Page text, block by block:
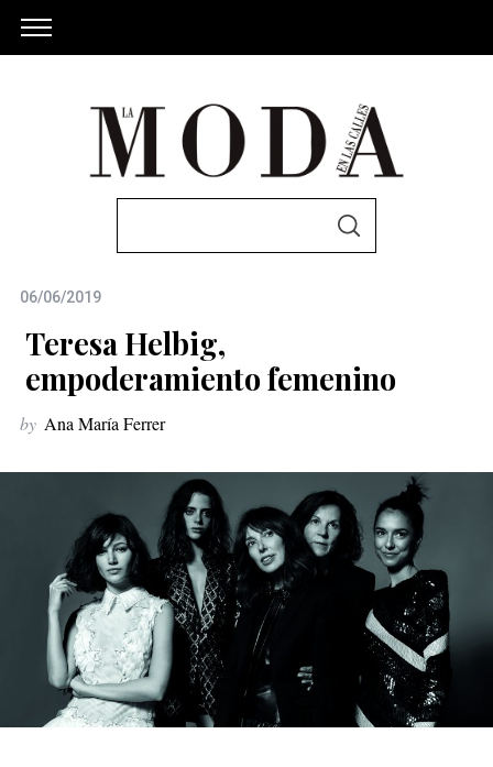
h
f
o
S
06/06/2019
Teresa Helbig,
empoderamiento femenino
by Ana María Ferrer